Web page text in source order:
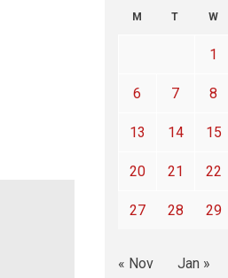
M T W
1
6 7 8
13 14 15
20 21 22
27 28 29
« Nov Jan »